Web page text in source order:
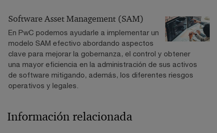
Software Asset Management (SAM)
En PwC podemos ayudarle a implementar un
modelo SAM efectivo abordando aspectos
clave para mejorar la gobernanza, el control y obtener
una mayor eficiencia en la administración de sus activos
de software mitigando, además, los diferentes riesgos
operativos y legales.
Información relacionada